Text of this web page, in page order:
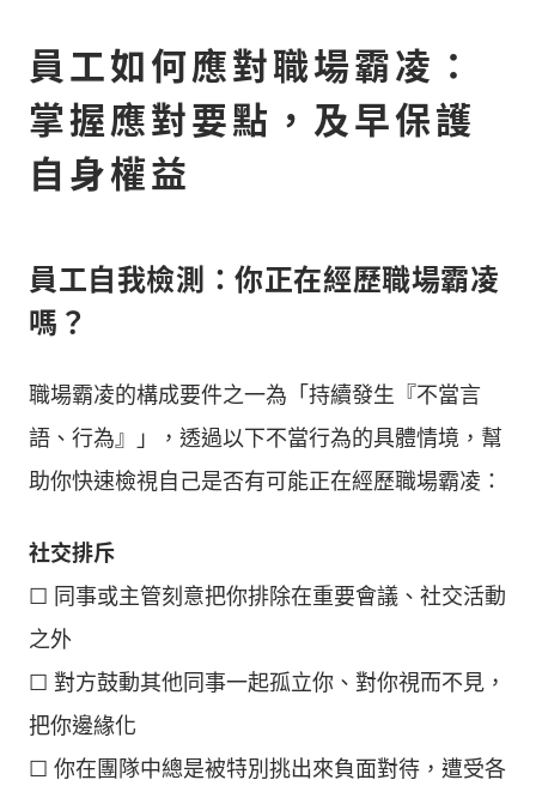
員工如何應對職場霸凌：
掌握應對要點，及早保護
自身權益
員工自我檢測：你正在經歷職場霸凌
嗎？
職場霸凌的構成要件之一為「持續發生『不當言
語、行為』」，透過以下不當行為的具體情境，幫
助你快速檢視自己是否有可能正在經歷職場霸凌：
社交排斥
☐ 同事或主管刻意把你排除在重要會議、社交活動
之外
☐ 對方鼓動其他同事一起孤立你、對你視而不見，
把你邊緣化
☐ 你在團隊中總是被特別挑出來負面對待，遭受各